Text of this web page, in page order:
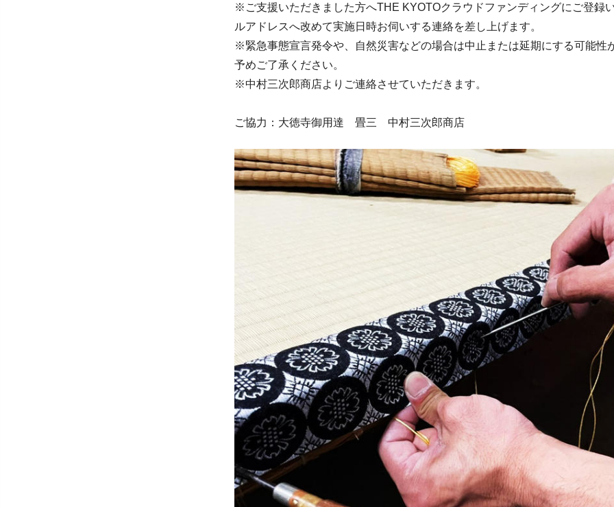
※ご支援いただきました方へTHE KYOTOクラウドファンディングにご登録
ルアドレスへ改めて実施日時お伺いする連絡を差し上げます。
※緊急事態宣言発令や、自然災害などの場合は中止または延期にする可能性
予めご了承ください。
※中村三次郎商店よりご連絡させていただきます。
ご協力：大徳寺御用達 畳三 中村三次郎商店